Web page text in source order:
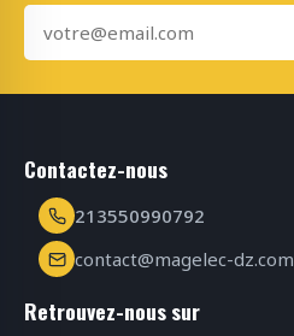
Contactez-nous
213550990792
contact@magelec-dz.com
Retrouvez-nous sur